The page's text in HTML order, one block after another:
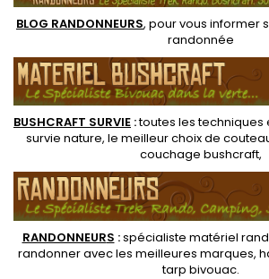
BLOG RANDONNEURS, pour vous informer
randonnée
BUSHCRAFT SURVIE :toutes les techniques
survie nature, le meilleur choix de
couchage bushcraft,
RANDONNEURS :spécialiste matériel
randonner avec les meilleures marques,
tarp bivouac.